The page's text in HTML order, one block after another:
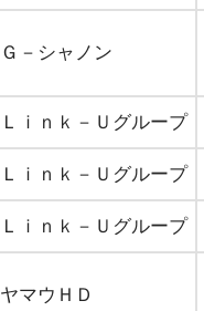
Ｇ－シャノン
Ｌｉｎｋ－Ｕグループ
Ｌｉｎｋ－Ｕグループ
Ｌｉｎｋ－Ｕグループ
ヤマウＨＤ